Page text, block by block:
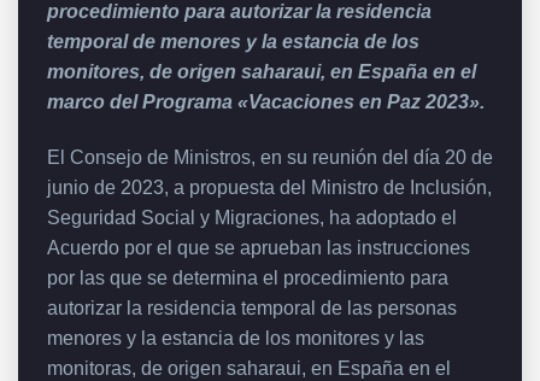
procedimiento para autorizar la residencia
temporal de menores y la estancia de los
monitores, de origen saharaui, en España en el
marco del Programa «Vacaciones en Paz 2023».
El Consejo de Ministros, en su reunión del día 20 de
junio de 2023, a propuesta del Ministro de Inclusión,
Seguridad Social y Migraciones, ha adoptado el
Acuerdo por el que se aprueban las instrucciones
por las que se determina el procedimiento para
autorizar la residencia temporal de las personas
menores y la estancia de los monitores y las
monitoras, de origen saharaui, en España en el